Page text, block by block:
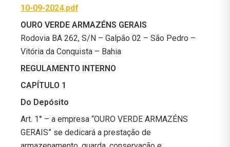
10-09-2024.pdf
OURO VERDE ARMAZÉNS GERAIS
Rodovia BA 262, S/N – Galpão 02 – São Pedro –
Vitória da Conquista – Bahia
REGULAMENTO INTERNO
CAPÍTULO 1
Do Depósito
Art. 1° – a empresa “OURO VERDE ARMAZÉNS
GERAIS” se dedicará a prestação de